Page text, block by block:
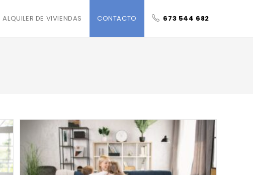
ALQUILER DE VIVIENDAS CONTACTO 673 544 682